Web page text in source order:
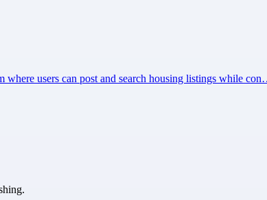
where users can post and search housing listings while